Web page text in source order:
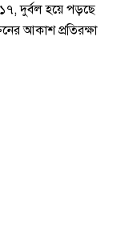
দুর্বল হয়ে পড়ছে
আকাশ প্রতিরক্ষা